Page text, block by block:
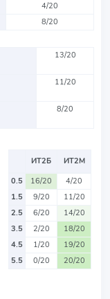
4/20
8/20
13/20
11/20
8/20
ИТ2Б
ИТ2М
0.5
16/20
4/20
1.5
9/20
11/20
2.5
6/20
14/20
3.5
2/20
18/20
4.5
1/20
19/20
5.5
0/20 20/20